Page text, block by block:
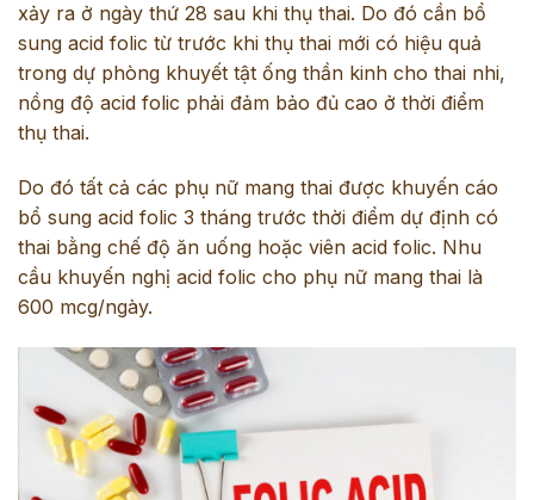
xảy ra ở ngày thứ 28 sau khi thụ thai. Do đó cần bổ
sung acid folic từ trước khi thụ thai mới có hiệu quả
trong dự phòng khuyết tật ống thần kinh cho thai nhi,
nồng độ acid folic phải đảm bảo đủ cao ở thời điểm
thụ thai.
Do đó tất cả các phụ nữ mang thai được khuyến cáo
bổ sung acid folic 3 tháng trước thời điểm dự định có
thai bằng chế độ ăn uống hoặc viên acid folic. Nhu
cầu khuyến nghị acid folic cho phụ nữ mang thai là
600 mcg/ngày.